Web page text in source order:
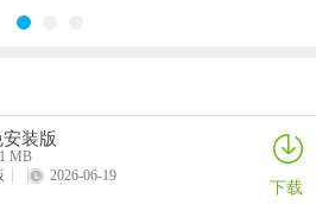
意咖啡时光
身边的宠物——烦恼随着咖啡香气烟消
舒适的慢时光。
力的娱乐场所
官方最新版本
猫咪疗愈所
寒窗志
装版
MB
2026-06-19 下载